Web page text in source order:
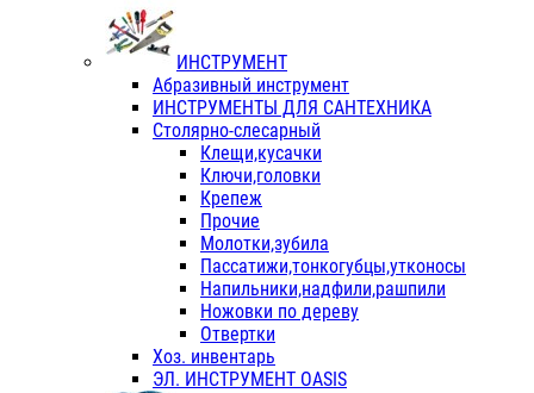
ИНСТРУМЕНТ
Абразивный инструмент
ИНСТРУМЕНТЫ ДЛЯ САНТЕХНИКА
Столярно-слесарный
Клещи,кусачки
Ключи,головки
Крепеж
Прочие
Молотки,зубила
Пассатижи,тонкогубцы,утконосы
Напильники,надфили,рашпили
Ножовки по дереву
Отвертки
Хоз. инвентарь
ЭЛ. ИНСТРУМЕНТ OASIS